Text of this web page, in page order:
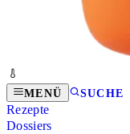
MENÜ SUCHE
Rezepte
Dossiers